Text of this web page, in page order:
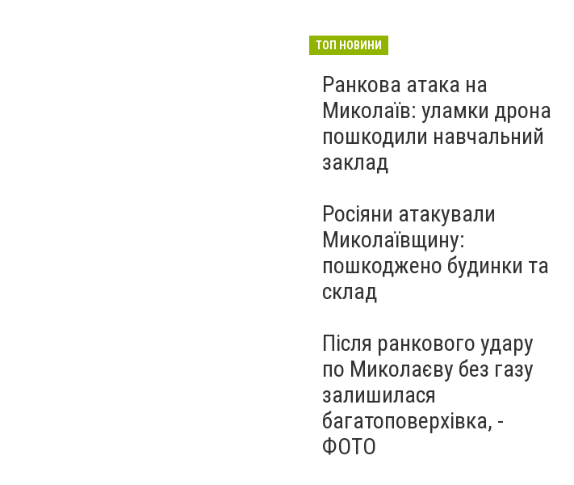
ТОП НОВИНИ
Ранкова атака на
Миколаїв: уламки дрона
пошкодили навчальний
заклад
Росіяни атакували
Миколаївщину:
пошкоджено будинки та
склад
Після ранкового удару
по Миколаєву без газу
залишилася
багатоповерхівка, -
ФОТО